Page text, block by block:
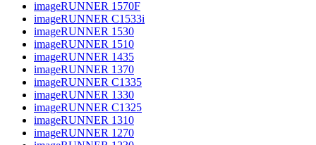
imageRUNNER 1570F
imageRUNNER C1533i
imageRUNNER 1530
imageRUNNER 1510
imageRUNNER 1435
imageRUNNER 1370
imageRUNNER C1335
imageRUNNER 1330
imageRUNNER C1325
imageRUNNER 1310
imageRUNNER 1270